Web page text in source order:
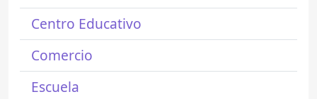
Centro Educativo
Comercio
Escuela